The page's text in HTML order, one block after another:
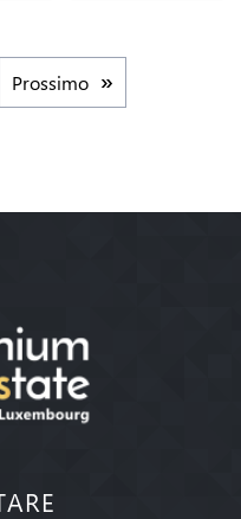
Prossimo